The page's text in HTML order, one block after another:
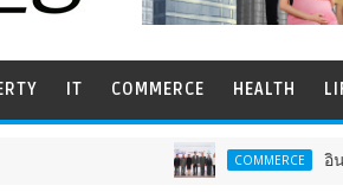
IT COMMERCE HEALTH
อินฟอร์มา มาร์เก็ตส์ ผ